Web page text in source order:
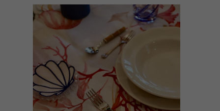
ÚLTIMOS